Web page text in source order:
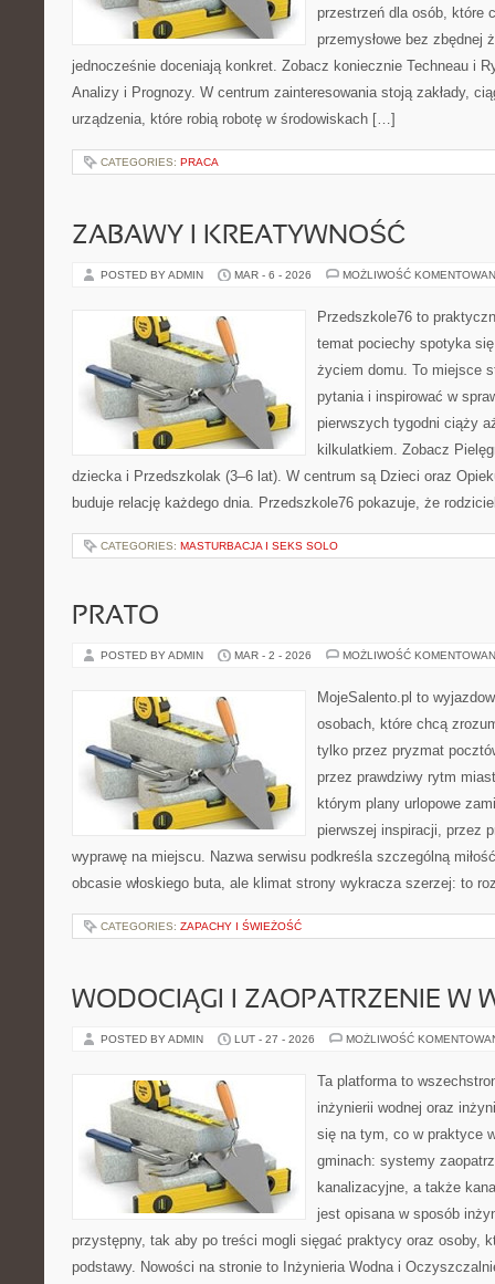
przestrzeń dla osób, które
przemysłowe bez zbędnej
jednocześnie doceniają konkret. Zobacz koniecznie Techneau i
Analizy i Prognozy. W centrum zainteresowania stoją zakłady,
urządzenia, które robią robotę w środowiskach […]
CATEGORIES: PRACA
ZABAWY I KREATYWNOŚĆ
POSTED BY ADMIN MAR - 6 - 2026 MOŻLIWOŚĆ
Przedszkole76 to
temat pociechy spotyka
życiem domu. To miejsce
pytania i inspirować w
pierwszych tygodni ciąży
kilkulatkiem. Zobacz
dziecka i Przedszkolak (3–6 lat). W centrum są Dzieci oraz
buduje relację każdego dnia. Przedszkole76 pokazuje, że
CATEGORIES: MASTURBACJA I SEKS SOLO
PRATO
POSTED BY ADMIN MAR - 2 - 2026 MOŻLIWOŚĆ
MojeSalento.pl to
osobach, które chcą
tylko przez pryzmat
przez prawdziwy rytm
którym plany urlopowe
pierwszej inspiracji, przez
wyprawę na miejscu. Nazwa serwisu podkreśla szczególną
obcasie włoskiego buta, ale klimat strony wykracza szerzej: to
CATEGORIES: ZAPACHY I ŚWIEŻOŚĆ
WODOCIĄGI I ZAOPATRZENIE W
POSTED BY ADMIN LUT - 27 - 2026 MOŻLIWOŚĆ
Ta platforma to
inżynierii wodnej oraz
się na tym, co w praktyce
gminach: systemy
kanalizacyjne, a także
jest opisana w sposób
przystępny, tak aby po treści mogli sięgać praktycy oraz osoby,
podstawy. Nowości na stronie to Inżynieria Wodna i